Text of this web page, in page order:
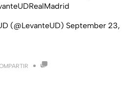
(@LevanteUD) September 23,